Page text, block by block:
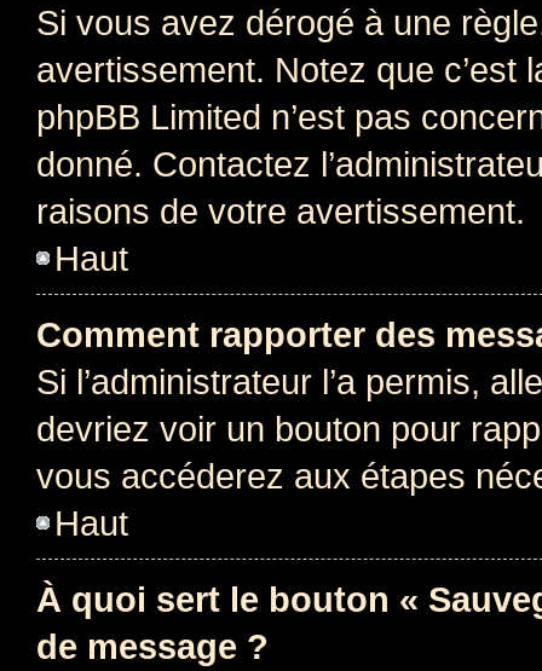
Si vous avez dérogé à une
avertissement. Notez que c’est
phpBB Limited n’est pas
donné. Contactez
raisons de votre avertissement.
Haut
Comment rapporter des
Si l’administrateur l’a permis,
devriez voir un bouton pour
vous accéderez aux étapes
Haut
À quoi sert le bouton «
de message ?